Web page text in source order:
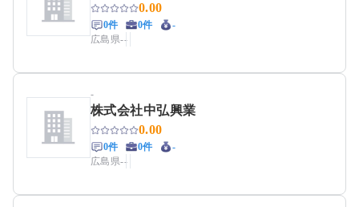
0.00
0件 0件
-
広島県--
-
株式会社中弘興業
0.00
0件 0件
-
広島県--